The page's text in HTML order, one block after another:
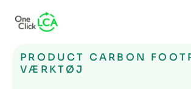
PRODUCT CARBON
VÆRKTØJ